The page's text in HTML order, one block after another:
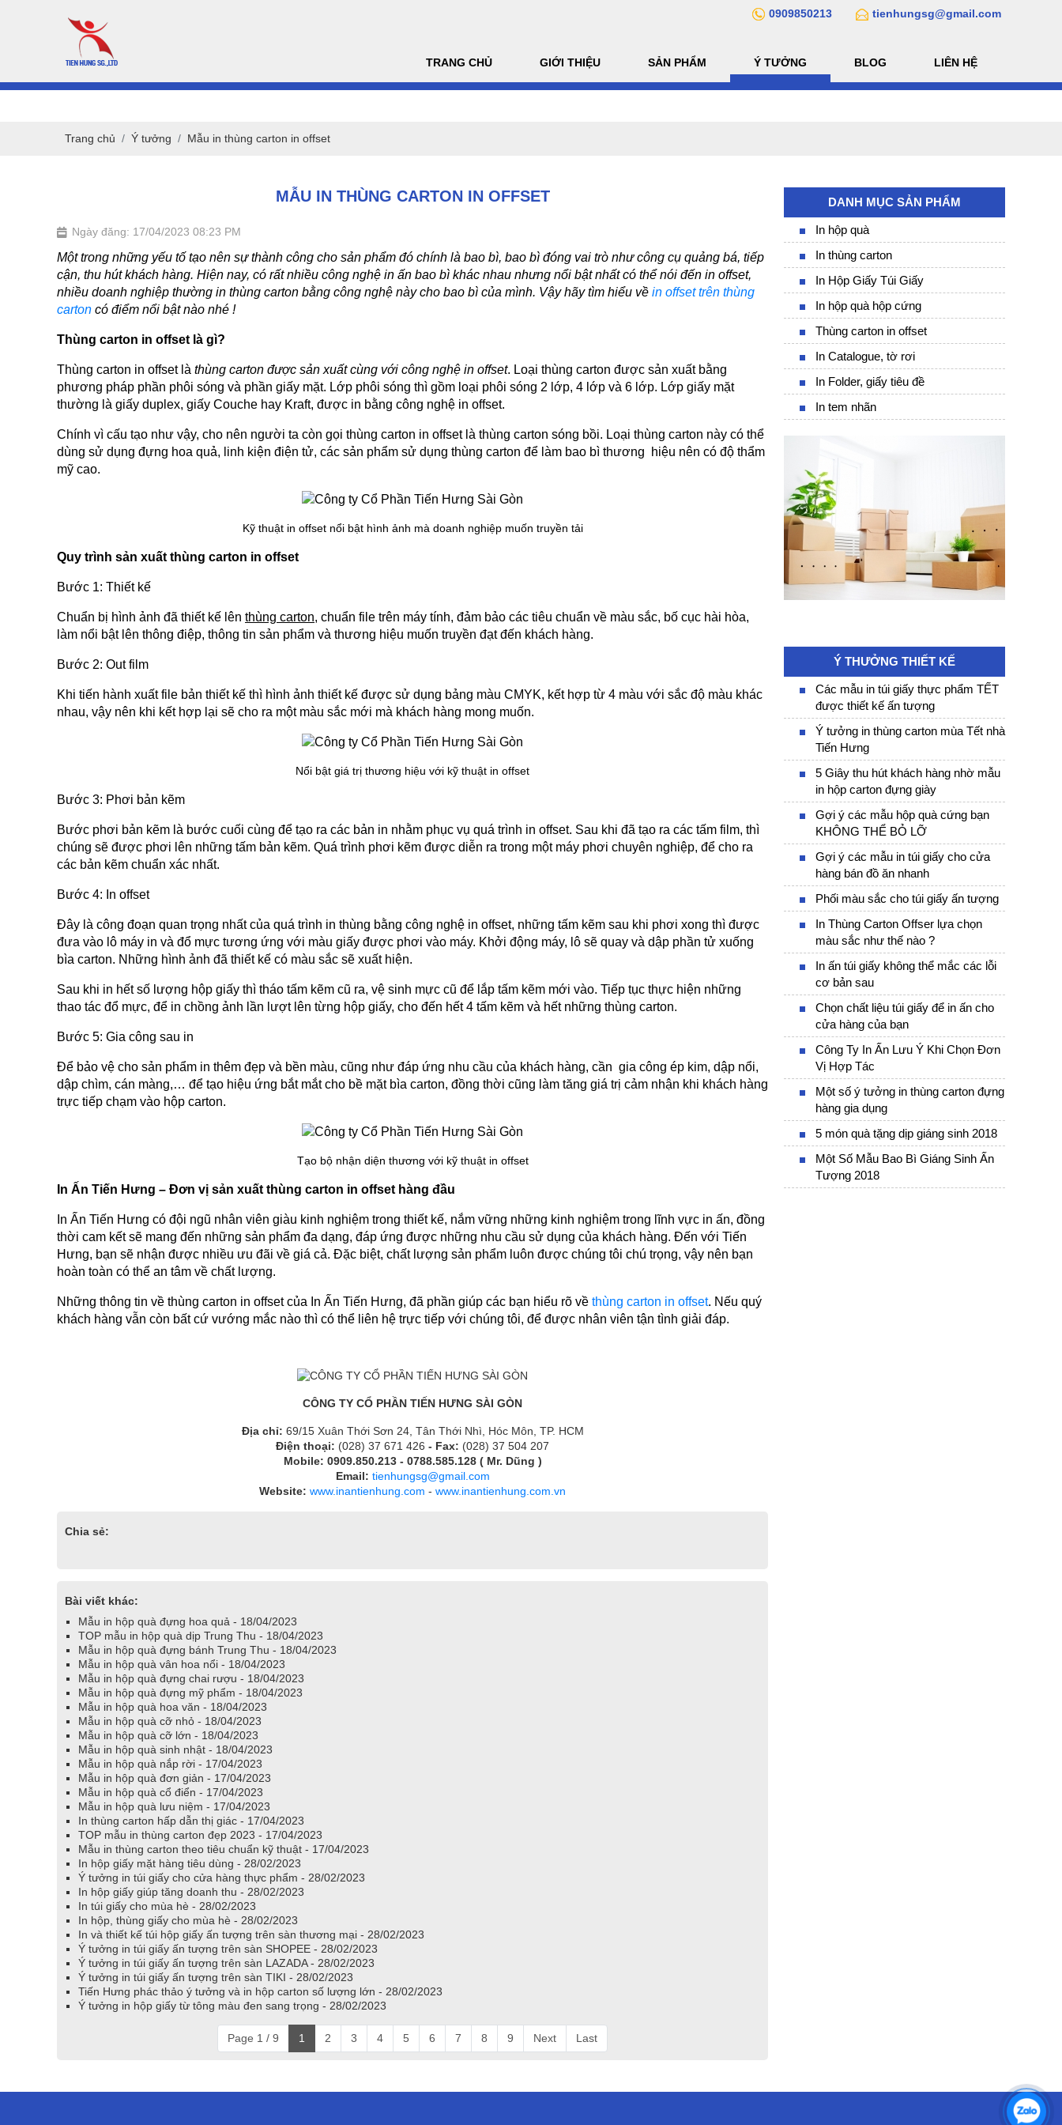
0909850213 tienhungsg@gmail.com
TRANG CHỦ GIỚI THIỆU SẢN PHẨM Ý TƯỞNG BLOG LIÊN HỆ
Trang chủ Ý tưởng Mẫu in thùng carton in offset
MẪU IN THÙNG CARTON IN OFFSET
Ngày đăng: 17/04/2023 08:23 PM
Một trong những yếu tố tạo nên sự thành công cho sản phẩm đó chính là bao bì, bao bì đóng vai trò như công cụ quảng bá, tiếp
cận, thu hút khách hàng. Hiện nay, có rất nhiều công nghệ in ấn bao bì khác nhau nhưng nổi bật nhất có thể nói đến in offset,
nhiều doanh nghiệp thường in thùng carton bằng công nghệ này cho bao bì của mình. Vậy hãy tìm hiểu về in offset trên thùng
carton có điểm nổi bật nào nhé !
Thùng carton in offset là gì?
Thùng carton in offset là thùng carton được sản xuất cùng với công nghệ in offset. Loại thùng carton được sản xuất bằng
phương pháp phần phôi sóng và phần giấy mặt. Lớp phôi sóng thì gồm loại phôi sóng 2 lớp, 4 lớp và 6 lớp. Lớp giấy mặt
thường là giấy duplex, giấy Couche hay Kraft, được in bằng công nghệ in offset.
Chính vì cấu tạo như vậy, cho nên người ta còn gọi thùng carton in offset là thùng carton sóng bồi. Loại thùng carton này có thể
dùng sử dụng đựng hoa quả, linh kiện điện tử, các sản phẩm sử dụng thùng carton để làm bao bì thương  hiệu nên có độ thẩm
mỹ cao.
Kỹ thuật in offset nổi bật hình ảnh mà doanh nghiệp muốn truyền tải
Quy trình sản xuất thùng carton in offset
Bước 1: Thiết kế
Chuẩn bị hình ảnh đã thiết kế lên thùng carton, chuẩn file trên máy tính, đảm bảo các tiêu chuẩn về màu sắc, bố cục hài hòa,
làm nổi bật lên thông điệp, thông tin sản phẩm và thương hiệu muốn truyền đạt đến khách hàng.
Bước 2: Out film
Khi tiến hành xuất file bản thiết kế thì hình ảnh thiết kế được sử dụng bảng màu CMYK, kết hợp từ 4 màu với sắc độ màu khác
nhau, vậy nên khi kết hợp lại sẽ cho ra một màu sắc mới mà khách hàng mong muốn.
Nổi bật giá trị thương hiệu với kỹ thuật in offset
Bước 3: Phơi bản kẽm
Bước phơi bản kẽm là bước cuối cùng để tạo ra các bản in nhằm phục vụ quá trình in offset. Sau khi đã tạo ra các tấm film, thì
chúng sẽ được phơi lên những tấm bản kẽm. Quá trình phơi kẽm được diễn ra trong một máy phơi chuyên nghiệp, để cho ra
các bản kẽm chuẩn xác nhất.
Bước 4: In offset
Đây là công đoạn quan trọng nhất của quá trình in thùng bằng công nghệ in offset, những tấm kẽm sau khi phơi xong thì được
đưa vào lô máy in và đổ mực tương ứng với màu giấy được phơi vào máy. Khởi động máy, lô sẽ quay và dập phần tử xuống
bìa carton. Những hình ảnh đã thiết kế có màu sắc sẽ xuất hiện.
Sau khi in hết số lượng hộp giấy thì tháo tấm kẽm cũ ra, vệ sinh mực cũ để lắp tấm kẽm mới vào. Tiếp tục thực hiện những
thao tác đổ mực, để in chồng ảnh lần lượt lên từng hộp giấy, cho đến hết 4 tấm kẽm và hết những thùng carton.
Bước 5: Gia công sau in
Để bảo vệ cho sản phẩm in thêm đẹp và bền màu, cũng như đáp ứng nhu cầu của khách hàng, cần  gia công ép kim, dập nổi,
dập chìm, cán màng,… để tạo hiệu ứng bắt mắt cho bề mặt bìa carton, đồng thời cũng làm tăng giá trị cảm nhận khi khách hàng
trực tiếp chạm vào hộp carton.
Tạo bộ nhận diện thương với kỹ thuật in offset
In Ấn Tiến Hưng – Đơn vị sản xuất thùng carton in offset hàng đầu
In Ấn Tiến Hưng có đội ngũ nhân viên giàu kinh nghiệm trong thiết kế, nắm vững những kinh nghiệm trong lĩnh vực in ấn, đồng
thời cam kết sẽ mang đến những sản phẩm đa dạng, đáp ứng được những nhu cầu sử dụng của khách hàng. Đến với Tiến
Hưng, bạn sẽ nhận được nhiều ưu đãi về giá cả. Đặc biệt, chất lượng sản phẩm luôn được chúng tôi chú trọng, vậy nên bạn
hoàn toàn có thể an tâm về chất lượng.
Những thông tin về thùng carton in offset của In Ấn Tiến Hưng, đã phần giúp các bạn hiểu rõ về thùng carton in offset. Nếu quý
khách hàng vẫn còn bất cứ vướng mắc nào thì có thể liên hệ trực tiếp với chúng tôi, để được nhân viên tận tình giải đáp.
CÔNG TY CỔ PHẦN TIẾN HƯNG SÀI GÒN
Địa chỉ: 69/15 Xuân Thới Sơn 24, Tân Thới Nhì, Hóc Môn, TP. HCM
Điện thoại: (028) 37 671 426 - Fax: (028) 37 504 207
Mobile: 0909.850.213 - 0788.585.128 ( Mr. Dũng )
Email: tienhungsg@gmail.com
Website: www.inantienhung.com - www.inantienhung.com.vn
Chia sẻ:
Bài viết khác:
Mẫu in hộp quà đựng hoa quả - 18/04/2023
TOP mẫu in hộp quà dịp Trung Thu - 18/04/2023
Mẫu in hộp quà đựng bánh Trung Thu - 18/04/2023
Mẫu in hộp quà vân hoa nổi - 18/04/2023
Mẫu in hộp quà đựng chai rượu - 18/04/2023
Mẫu in hộp quà đựng mỹ phẩm - 18/04/2023
Mẫu in hộp quà hoa văn - 18/04/2023
Mẫu in hộp quà cỡ nhỏ - 18/04/2023
Mẫu in hộp quà cỡ lớn - 18/04/2023
Mẫu in hộp quà sinh nhật - 18/04/2023
Mẫu in hộp quà nắp rời - 17/04/2023
Mẫu in hộp quà đơn giản - 17/04/2023
Mẫu in hộp quà cổ điển - 17/04/2023
Mẫu in hộp quà lưu niệm - 17/04/2023
In thùng carton hấp dẫn thị giác - 17/04/2023
TOP mẫu in thùng carton đẹp 2023 - 17/04/2023
Mẫu in thùng carton theo tiêu chuẩn kỹ thuật - 17/04/2023
In hộp giấy mặt hàng tiêu dùng - 28/02/2023
Ý tưởng in túi giấy cho cửa hàng thực phẩm - 28/02/2023
In hộp giấy giúp tăng doanh thu - 28/02/2023
In túi giấy cho mùa hè - 28/02/2023
In hộp, thùng giấy cho mùa hè - 28/02/2023
In và thiết kế túi hộp giấy ấn tượng trên sàn thương mại - 28/02/2023
Ý tưởng in túi giấy ấn tượng trên sàn SHOPEE - 28/02/2023
Ý tưởng in túi giấy ấn tượng trên sàn LAZADA - 28/02/2023
Ý tưởng in túi giấy ấn tượng trên sàn TIKI - 28/02/2023
Tiến Hưng phác thảo ý tưởng và in hộp carton số lượng lớn - 28/02/2023
Ý tưởng in hộp giấy từ tông màu đen sang trọng - 28/02/2023
Page 1 / 9 1 2 3 4 5 6 7 8 9 Next Last
DANH MỤC SẢN PHẨM
In hộp quà
In thùng carton
In Hộp Giấy Túi Giấy
In hộp quà hộp cứng
Thùng carton in offset
In Catalogue, tờ rơi
In Folder, giấy tiêu đề
In tem nhãn
Ý THƯỞNG THIẾT KẾ
Các mẫu in túi giấy thực phẩm TẾT
được thiết kế ấn tượng
Ý tưởng in thùng carton mùa Tết nhà
Tiến Hưng
5 Giây thu hút khách hàng nhờ mẫu
in hộp carton đựng giày
Gợi ý các mẫu hộp quà cứng bạn
KHÔNG THỂ BỎ LỠ
Gợi ý các mẫu in túi giấy cho cửa
hàng bán đồ ăn nhanh
Phối màu sắc cho túi giấy ấn tượng
In Thùng Carton Offser lựa chọn
màu sắc như thế nào ?
In ấn túi giấy không thể mắc các lỗi
cơ bản sau
Chọn chất liệu túi giấy để in ấn cho
cửa hàng của bạn
Công Ty In Ấn Lưu Ý Khi Chọn Đơn
Vị Hợp Tác
Một số ý tưởng in thùng carton đựng
hàng gia dụng
5 món quà tặng dịp giáng sinh 2018
Một Số Mẫu Bao Bì Giáng Sinh Ấn
Tượng 2018